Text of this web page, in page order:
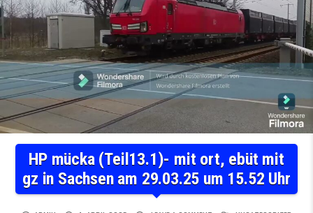
HP mücka (Teil13.1)- mit ort, ebüt mit
gz in Sachsen am 29.03.25 um 15.52 Uhr